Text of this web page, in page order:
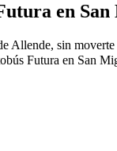
en
Allende, sin
Futura en San